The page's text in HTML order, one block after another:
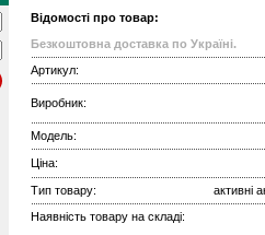
Відомості про товар:
Безкоштовна доставка по Україні.
Артикул:
Виробник:
Модель:
Ціна:
Тип товару:
активні
Наявність товару на складі: